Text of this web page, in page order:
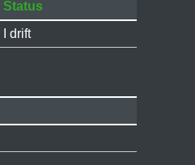
Status
I drift